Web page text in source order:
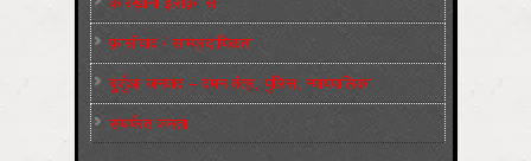
फ़ासीवाद / साम्‍प्रदायिकता
बुर्जुआ जनवाद – दमन तंत्र, पुलिस, न्‍यायपालिका
संघर्षरत जनता